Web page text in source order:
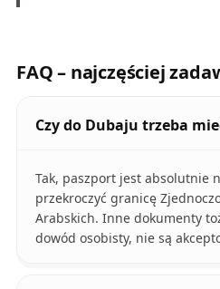
FAQ – najczęściej
Czy do Dubaju trzeba
Tak, paszport jest absolutnie
przekroczyć granicę
Arabskich. Inne dokumenty
dowód osobisty, nie są